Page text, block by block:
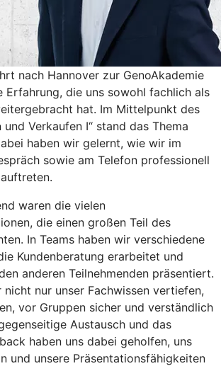
nach Hannover zur GenoAkademie
Erfahrung, die uns sowohl fachlich als
hat. Im Mittelpunkt des
und Verkaufen I“ stand das Thema
haben wir gelernt, wie wir im
sowie am Telefon professionell
waren die vielen
die einen großen Teil des
In Teams haben wir verschiedene
Kundenberatung erarbeitet und
anderen Teilnehmenden präsentiert.
nur unser Fachwissen vertiefen,
vor Gruppen sicher und verständlich
Austausch und das
haben uns dabei geholfen, uns
und unsere Präsentationsfähigkeiten